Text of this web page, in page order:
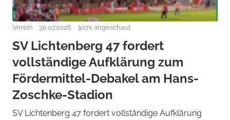
Verein 30.07.2026 307x angeschaut
SV Lichtenberg 47 fordert
vollständige Aufklärung zum
Fördermittel-Debakel am Hans-
Zoschke-Stadion
SV Lichtenberg 47 fordert vollständige Aufklärung